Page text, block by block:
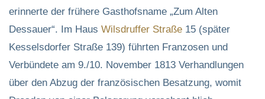
erinnerte der frühere Gasthofsname „Zum Alten
Dessauer“. Im Haus Wilsdruffer Straße 15 (später
Kesselsdorfer Straße 139) führten Franzosen und
Verbündete am 9./10. November 1813 Verhandlungen
über den Abzug der französischen Besatzung, womit